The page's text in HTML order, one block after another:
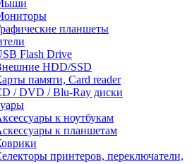
планшеты
Flash Drive
HDD/SSD
памяти, Card reader
/ DVD / Blu-Ray диски
к ноутбукам
к планшетам
принтеров, переключатели,